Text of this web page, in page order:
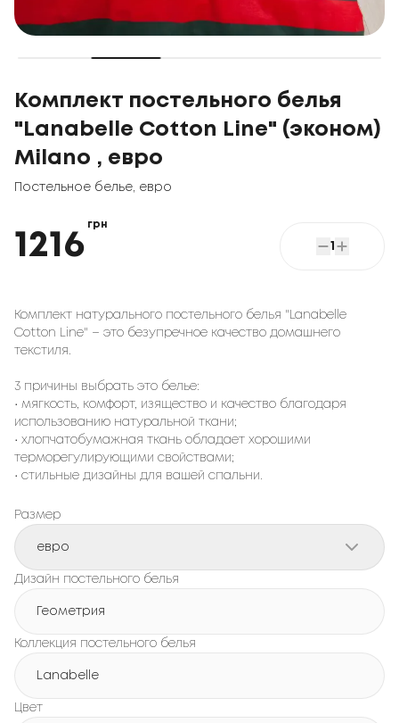
Комплект постельного белья
"Lanabelle Cotton Line" (эконом)
Milano , евро
Постельное белье евро
1216
грн
1
Комплект натурального постельного белья "Lanabelle
Cotton Line" – это безупречное качество домашнего
текстиля.
3 причины выбрать это белье:
• мягкость, комфорт, изящество и качество благодаря
использованию натуральной ткани;
• хлопчатобумажная ткань обладает хорошими
терморегулирующими свойствами;
• стильные дизайны для вашей спальни.
Размер
евро
Дизайн постельного белья
Геометрия
Коллекция постельного белья
Lanabelle
Цвет